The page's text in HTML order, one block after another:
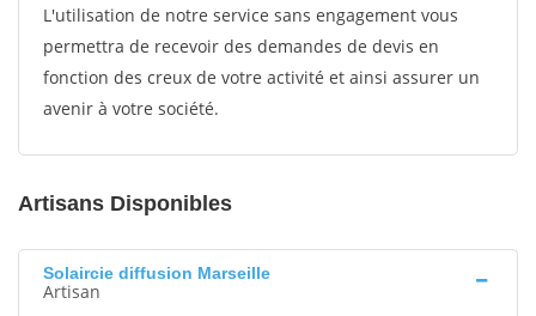
L'utilisation de notre service sans engagement vous
permettra de recevoir des demandes de devis en
fonction des creux de votre activité et ainsi assurer un
avenir à votre société.
Artisans Disponibles
Solaircie diffusion Marseille
Artisan